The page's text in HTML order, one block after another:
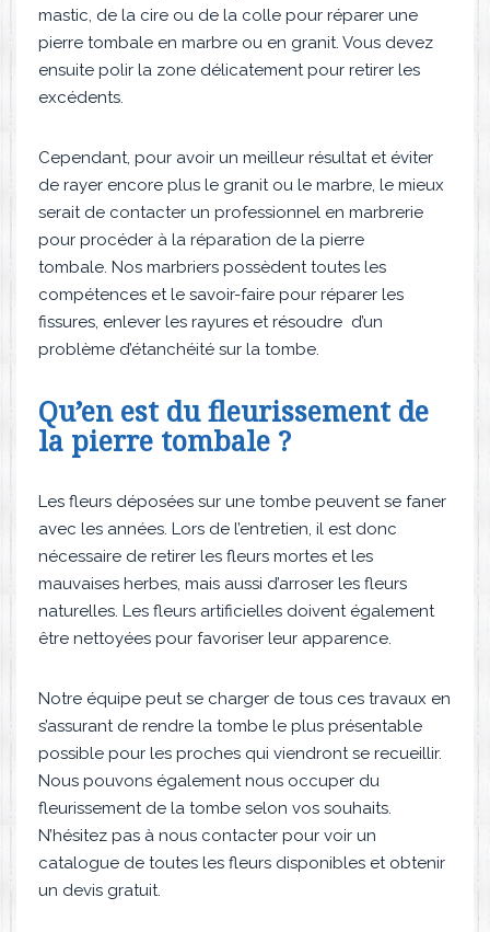
mastic, de la cire ou de la colle pour réparer une
pierre tombale en marbre ou en granit. Vous devez
ensuite polir la zone délicatement pour retirer les
excédents.
Cependant, pour avoir un meilleur résultat et éviter
de rayer encore plus le granit ou le marbre, le mieux
serait de contacter un professionnel en marbrerie
pour procéder à la réparation de la pierre
tombale. Nos marbriers possèdent toutes les
compétences et le savoir-faire pour réparer les
fissures, enlever les rayures et résoudre d’un
problème d’étanchéité sur la tombe.
Qu’en est du fleurissement de
la pierre tombale ?
Les fleurs déposées sur une tombe peuvent se faner
avec les années. Lors de l’entretien, il est donc
nécessaire de retirer les fleurs mortes et les
mauvaises herbes, mais aussi d’arroser les fleurs
naturelles. Les fleurs artificielles doivent également
être nettoyées pour favoriser leur apparence.
Notre équipe peut se charger de tous ces travaux en
s’assurant de rendre la tombe le plus présentable
possible pour les proches qui viendront se recueillir.
Nous pouvons également nous occuper du
fleurissement de la tombe selon vos souhaits.
N’hésitez pas à nous contacter pour voir un
catalogue de toutes les fleurs disponibles et obtenir
un devis gratuit.